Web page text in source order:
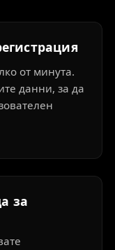
от минута.
данни, за да
за